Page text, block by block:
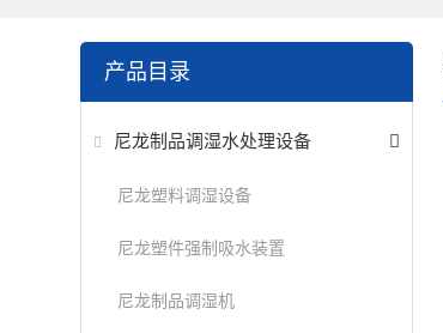
产品目录
尼龙制品调湿水处理设备
尼龙塑料调湿设备
尼龙塑件强制吸水装置
尼龙制品调湿机